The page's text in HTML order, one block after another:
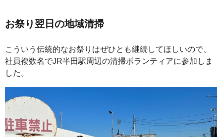
お祭り翌日の地域清掃
こういう伝統的なお祭りはぜひとも継続してほしいので、
社員複数名でJR半田駅周辺の清掃ボランティアに参加しま
した。